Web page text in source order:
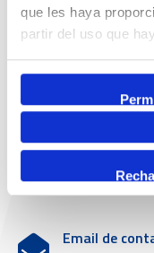
que les haya
partir del uso que
Emergencias
(+34) 900
Servicio de
Teléfono de
Email de